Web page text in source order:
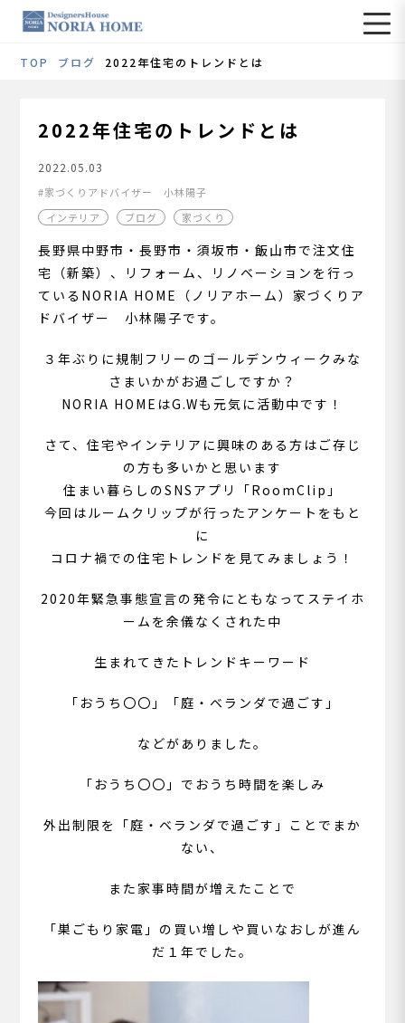
TOP ブログ 2022年住宅のトレンドとは
2022年住宅のトレンドとは
2022.05.03
家づくりアドバイザー 小林陽子
インテリア
ブログ 家づくり
長野県中野市・長野市・須坂市・飯山市で注文住
宅（新築）、リフォーム、リノベーションを行っ
ているNORIA HOME（ノリアホーム）家づくりア
ドバイザー 小林陽子です。
３年ぶりに規制フリーのゴールデンウィークみな
さまいかがお過ごしですか？
NORIA HOMEはG.Wも元気に活動中です！
さて、住宅やインテリアに興味のある方はご存じ
の方も多いかと思います
住まい暮らしのSNSアプリ「RoomClip」
今回はルームクリップが行ったアンケートをもと
に
コロナ禍での住宅トレンドを見てみましょう！
2020年緊急事態宣言の発令にともなってステイホ
ームを余儀なくされた中
生まれてきたトレンドキーワード
「おうち〇〇」「庭・ベランダで過ごす」
などがありました。
「おうち〇〇」でおうち時間を楽しみ
外出制限を「庭・ベランダで過ごす」ことでまか
ない、
また家事時間が増えたことで
「巣ごもり家電」の買い増しや買いなおしが進ん
だ１年でした。